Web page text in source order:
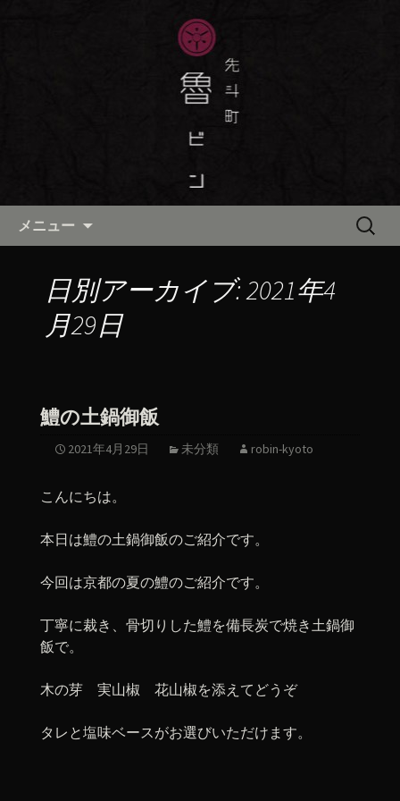
京都・先斗町の京料理・和食
「魯ビン（ろびん）」の公式ブ
京都・先斗町の京町家で美味しい季節
の京料理・和食が自慢の「魯ビン（ろ
びん）」がお店からのお知らせや、お
料理について最新情報をおとどけしま
メニュー
検
日別アーカイブ: 2021年4
月29日
鱧の土鍋御飯
2021年4月29日 未分類 robin-kyoto
こんにちは。
本日は鱧の土鍋御飯のご紹介です。
今回は京都の夏の鱧のご紹介です。
丁寧に裁き、骨切りした鱧を備長炭で焼き土鍋御
飯で。
木の芽 実山椒 花山椒を添えてどうぞ
タレと塩味ベースがお選びいただけます。